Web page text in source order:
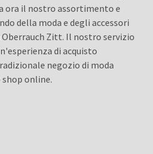
ora il nostro assortimento e
della moda e degli accessori
Zitt. Il nostro servizio
di acquisto
negozio di moda
online.